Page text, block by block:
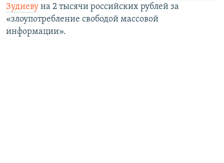
Зудиеву на 2 тысячи российских рублей за
«злоупотребление свободой массовой
информации».